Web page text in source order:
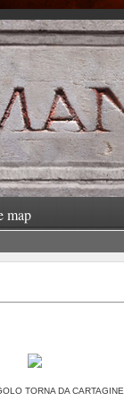
map
TORNA DA CARTAGINE